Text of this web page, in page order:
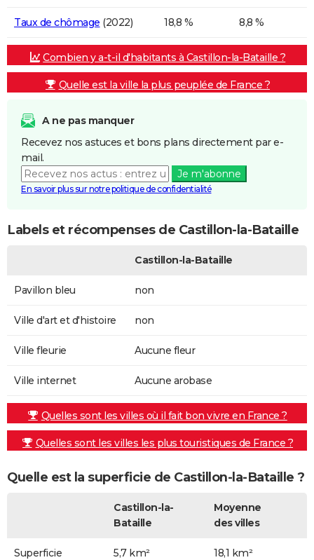
Taux de chômage (2022) 18,8 % 8,8 %
Combien y a-t-il d'habitants à Castillon-la-Bataille ?
Quelle est la ville la plus peuplée de France ?
A ne pas manquer
Recevez nos astuces et bons plans directement par e-
mail.
Je m'abonne
En savoir plus sur notre politique de confidentialité
Labels et récompenses de Castillon-la-Bataille
Castillon-la-Bataille
Pavillon bleu non
Ville d'art et d'histoire non
Ville fleurie Aucune fleur
Ville internet Aucune arobase
Quelles sont les villes où il fait bon vivre en France ?
Quelles sont les villes les plus touristiques de France ?
Quelle est la superficie de Castillon-la-Bataille ?
Castillon-la-
Bataille
Moyenne
des villes
Superficie 5,7 km² 18,1 km²